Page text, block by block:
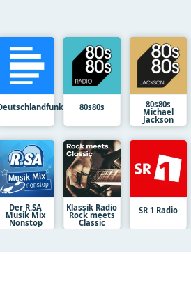
80s80s 80s80s
Michael
Jackson
Der R.SA
Musik Mix
Nonstop
Klassik Radio
Rock meets
Classic
SR 1 Radio